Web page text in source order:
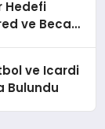
Hedefi
ve Becao
ve Icardi
Bulundu